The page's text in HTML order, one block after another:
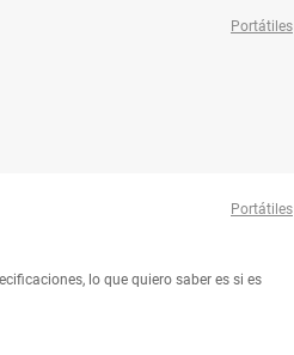
Portátiles
Portátiles
lo que quiero saber es si es